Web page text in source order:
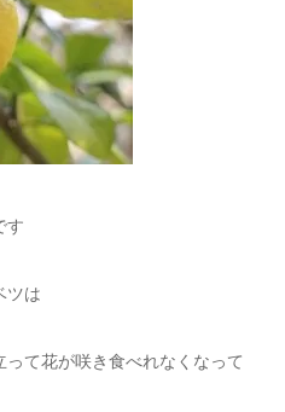
す
ツは
て花が咲き食べれなくなって